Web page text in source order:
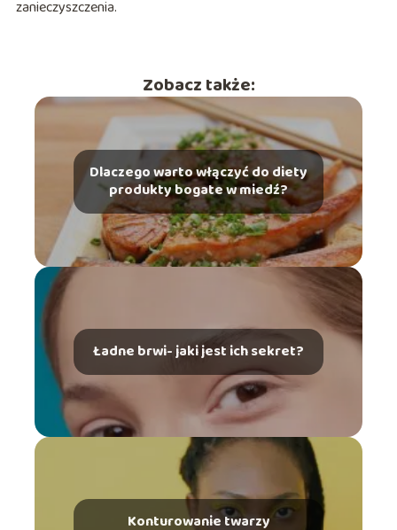
zanieczyszczenia.
Zobacz także:
Dlaczego warto włączyć do diety
produkty bogate w miedź?
Ładne brwi- jaki jest ich sekret?
Konturowanie twarzy